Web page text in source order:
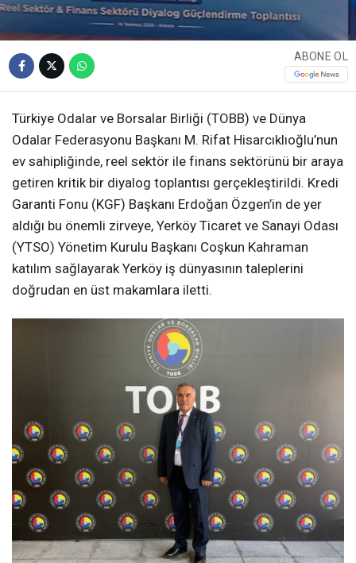
ABONE OL
Türkiye Odalar ve Borsalar Birliği (TOBB) ve Dünya
Odalar Federasyonu Başkanı M. Rifat Hisarcıklıoğlu’nun
ev sahipliğinde, reel sektör ile finans sektörünü bir araya
getiren kritik bir diyalog toplantısı gerçekleştirildi. Kredi
Garanti Fonu (KGF) Başkanı Erdoğan Özgen’in de yer
aldığı bu önemli zirveye, Yerköy Ticaret ve Sanayi Odası
(YTSO) Yönetim Kurulu Başkanı Coşkun Kahraman
katılım sağlayarak Yerköy iş dünyasının taleplerini
doğrudan en üst makamlara iletti.